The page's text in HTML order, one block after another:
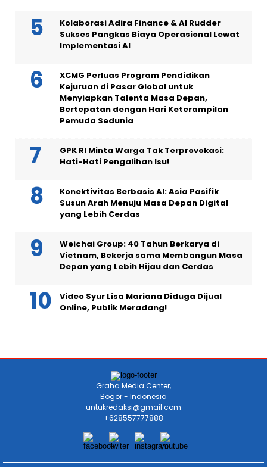
Kolaborasi Adira Finance & AI Rudder
Sukses Pangkas Biaya Operasional Lewat
Implementasi AI
XCMG Perluas Program Pendidikan
Kejuruan di Pasar Global untuk
Menyiapkan Talenta Masa Depan,
Bertepatan dengan Hari Keterampilan
Pemuda Sedunia
GPK RI Minta Warga Tak Terprovokasi:
Hati-Hati Pengalihan Isu!
Konektivitas Berbasis AI: Asia Pasifik
Susun Arah Menuju Masa Depan Digital
yang Lebih Cerdas
Weichai Group: 40 Tahun Berkarya di
Vietnam, Bekerja sama Membangun Masa
Depan yang Lebih Hijau dan Cerdas
Video Syur Lisa Mariana Diduga Dijual
Online, Publik Meradang!
Graha Media Center,
Bogor - Indonesia
untukredaksi@gmail.com
+628557777888